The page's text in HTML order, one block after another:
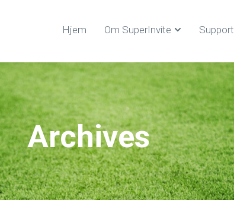
Hjem Om SuperInvite Support
Archives